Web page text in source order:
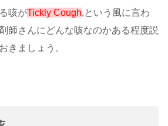
咳がTickly Cough,という風に言わ
師さんにどんな咳なのかある程度説
きましょう。